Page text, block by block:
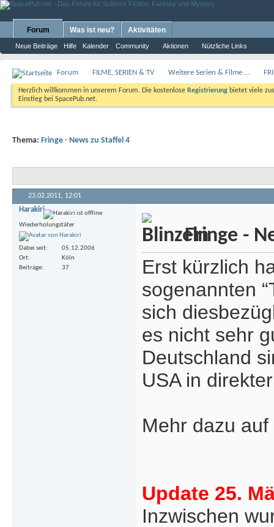
Forum
Neue Beiträge Hilfe Kalender Community Aktionen Nützliche Links
Was ist neu? Aktivitäten
Forum FILME, SERIEN & TV Weitere Serien & Filme ...
Herzlich willkommen in unserem Forum. Die kostenlose Registrierung bietet viele
Einstieg bei SpacePub.net.
Thema: Fringe - News zu Staffel 4
23.02.2011, 12:01
Harakiri
Wiederholungstäter
Dabei seit
05.12.2006
Ort
Köln
Beiträge
37
Fringe -
Erst kürzlich
sogenannten
sich
es nicht sehr
Deutschland
USA in
Mehr dazu auf
Update 25.
Inzwischen